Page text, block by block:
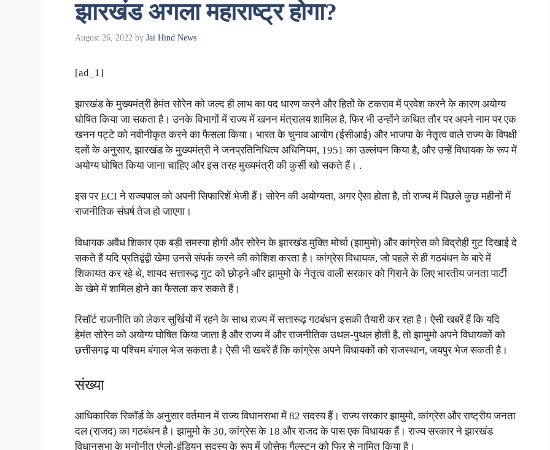
झारखंड अगला महाराष्ट्र होगा?
August 26, 2022 by Jai Hind News
[ad_1]
झारखंड के मुख्यमंत्री हेमंत सोरेन को जल्द ही लाभ का पद धारण करने और हितों के टकराव में प्रवेश करने के कारण अयोग्य
घोषित किया जा सकता है। उनके विभागों में राज्य में खनन मंत्रालय शामिल है, फिर भी उन्होंने कथित तौर पर अपने नाम पर एक
खनन पट्टे को नवीनीकृत करने का फैसला किया। भारत के चुनाव आयोग (ईसीआई) और भाजपा के नेतृत्व वाले राज्य के विपक्षी
दलों के अनुसार, झारखंड के मुख्यमंत्री ने जनप्रतिनिधित्व अधिनियम, 1951 का उल्लंघन किया है, और उन्हें विधायक के रूप में
अयोग्य घोषित किया जाना चाहिए और इस तरह मुख्यमंत्री की कुर्सी खो सकते हैं। .
इस पर ECI ने राज्यपाल को अपनी सिफारिशें भेजी हैं। सोरेन की अयोग्यता, अगर ऐसा होता है, तो राज्य में पिछले कुछ महीनों में
राजनीतिक संघर्ष तेज हो जाएगा।
विधायक अवैध शिकार एक बड़ी समस्या होगी और सोरेन के झारखंड मुक्ति मोर्चा (झामुमो) और कांग्रेस को विद्रोही गुट दिखाई दे
सकते हैं यदि प्रतिद्वंद्वी खेमा उनसे संपर्क करने की कोशिश करता है। कांग्रेस विधायक, जो पहले से ही गठबंधन के बारे में
शिकायत कर रहे थे, शायद सत्तारूढ़ गुट को छोड़ने और झामुमो के नेतृत्व वाली सरकार को गिराने के लिए भारतीय जनता पार्टी
के खेमे में शामिल होने का फैसला कर सकते हैं।
रिसॉर्ट राजनीति को लेकर सुर्खियों में रहने के साथ राज्य में सत्तारूढ़ गठबंधन इसकी तैयारी कर रहा है। ऐसी खबरें हैं कि यदि
हेमंत सोरेन को अयोग्य घोषित किया जाता है और राज्य में और राजनीतिक उथल-पुथल होती है, तो झामुमो अपने विधायकों को
छत्तीसगढ़ या पश्चिम बंगाल भेज सकता है। ऐसी भी खबरें हैं कि कांग्रेस अपने विधायकों को राजस्थान, जयपुर भेज सकती है।
संख्या
आधिकारिक रिकॉर्ड के अनुसार वर्तमान में राज्य विधानसभा में 82 सदस्य हैं। राज्य सरकार झामुमो, कांग्रेस और राष्ट्रीय जनता
दल (राजद) का गठबंधन है। झामुमो के 30, कांग्रेस के 18 और राजद के पास एक विधायक हैं। राज्य सरकार ने झारखंड
विधानसभा के मनोनीत एंग्लो-इंडियन सदस्य के रूप में जोसेफ गैल्स्टन को फिर से नामित किया है।